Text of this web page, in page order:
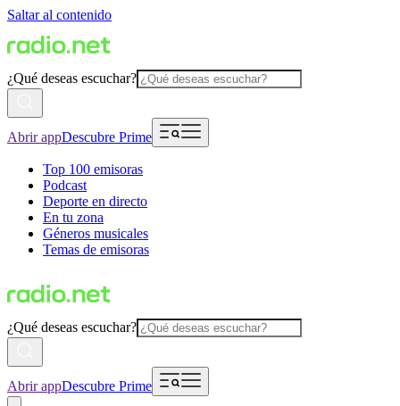
Saltar al contenido
¿Qué deseas escuchar?
Abrir appDescubre Prime
Top 100 emisoras
Podcast
Deporte en directo
En tu zona
Géneros musicales
Temas de emisoras
¿Qué deseas escuchar?
Abrir appDescubre Prime